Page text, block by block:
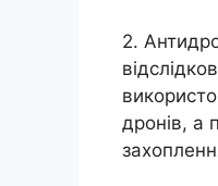
2.
дронів, а